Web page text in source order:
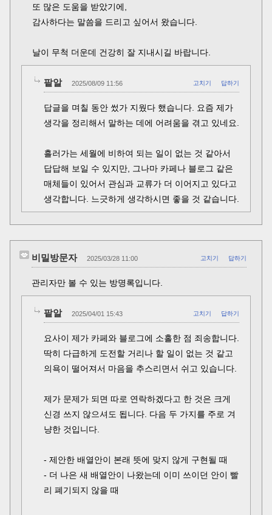
또 많은 도움을 받았기에,
감사하다는 말씀을 드리고 싶어서 왔습니다.
날이 무척 더운데 건강히 잘 지내시길 바랍니다.
팥알 2025/08/09 11:56 고치기 답하기
답글을 며칠 동안 썼가 지웠다 했습니다. 요즘 제가
생각을 정리해서 말하는 데에 어려움을 겪고 있네요.
흘러가는 세월에 비하여 되는 일이 없는 것 같아서
답답해 보일 수 있지만, 그나마 카페나 블로그 같은
매체들이 있어서 관심과 교류가 더 이어지고 있다고
생각합니다. 느긋하게 생각하시면 좋을 것 같습니다.
비밀방문자 2025/03/28 11:00 고치기 답하기
관리자만 볼 수 있는 방명록입니다.
팥알 2025/04/01 15:43 고치기 답하기
요사이 제가 카페와 블로그에 소홀한 점 죄송합니다.
딱히 다급하게 도전할 거리나 할 일이 없는 것 같고
의욕이 떨어져서 마음을 추스리면서 쉬고 있습니다.
제가 문제가 되면 따로 연락하겠다고 한 것은 크게
신경 쓰지 않으셔도 됩니다. 다음 두 가지를 주로 겨
냥한 것입니다.
- 제안한 배열안이 본래 뜻에 맞지 않게 구현될 때
- 더 나은 새 배열안이 나왔는데 이미 쓰이던 안이 빨
리 폐기되지 않을 때